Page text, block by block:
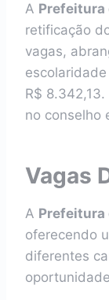
A Prefeitura
retificação
vagas,
R$
no conselho
Vagas
A Prefeitura
oferecendo
diferentes